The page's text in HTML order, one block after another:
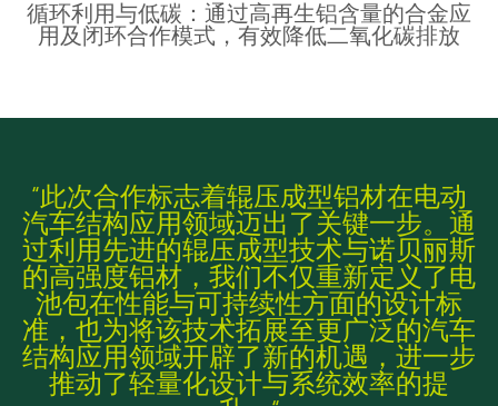
循环利用与低碳：通过高再生铝含量的合金应
用及闭环合作模式，有效降低二氧化碳排放
“此次合作标志着辊压成型铝材在电动
汽车结构应用领域迈出了关键一步。通
过利用先进的辊压成型技术与诺贝丽斯
的高强度铝材，我们不仅重新定义了电
池包在性能与可持续性方面的设计标
准，也为将该技术拓展至更广泛的汽车
结构应用领域开辟了新的机遇，进一步
推动了轻量化设计与系统效率的提